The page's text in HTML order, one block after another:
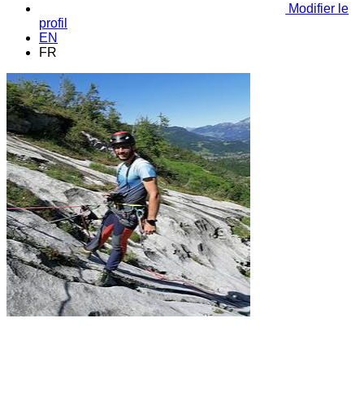
Modifier le
profil
EN
FR